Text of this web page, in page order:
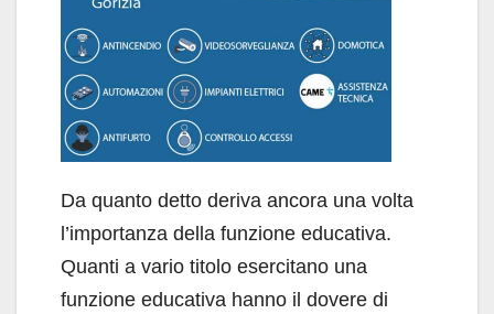
Da quanto detto deriva ancora una volta
l’importanza della funzione educativa.
Quanti a vario titolo esercitano una
funzione educativa hanno il dovere di